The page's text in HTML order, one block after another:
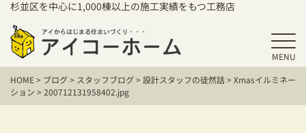
杉並区を中心に1,000棟以上の施工実績をもつ工務店
MENU
HOME
アイコーホームの家づくり
HOME> ブログ> スタッフブログ>設計スタッフの徒然話>Xmasイルミネー
ション >200712131958402.jpg